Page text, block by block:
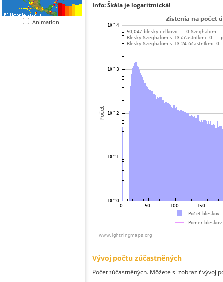
Animation
Info: Škála je logaritmická!
Vývoj počtu zúčastněných
Počet zúčastněných. Môžete si zobraziť vývoj